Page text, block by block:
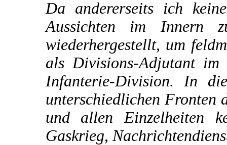
Da andererseits ich
Aussichten im Innern
wiederhergestellt, um
als Divisions-Adjutant im
Infanterie-Division. In
unterschiedlichen Fronten
und allen Einzelheiten
Gaskrieg,